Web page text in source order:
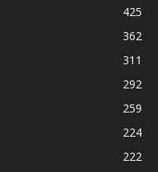
425
362
311
292
259
224
222